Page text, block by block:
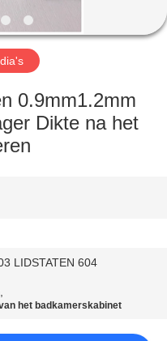
0.9mm1.2mm
Dikte na het
LIDSTATEN 604
,
het badkamerskabinet